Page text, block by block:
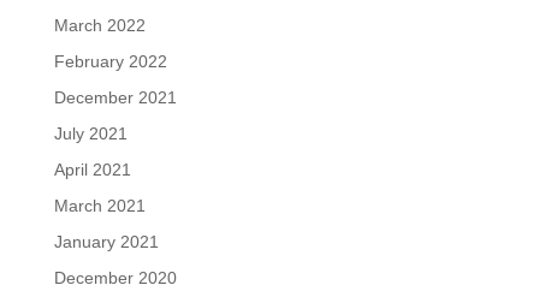
March 2022
February 2022
December 2021
July 2021
April 2021
March 2021
January 2021
December 2020